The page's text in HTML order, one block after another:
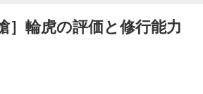
］輪虎の評価と修行能力